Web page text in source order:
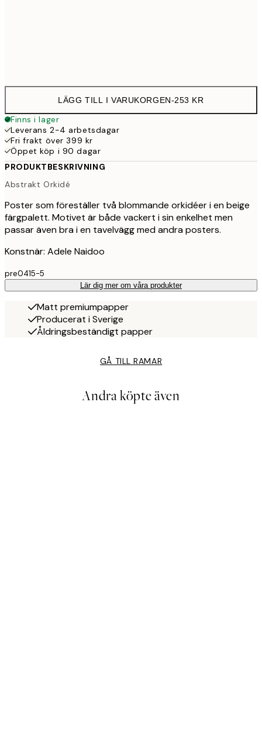
LÄGG TILL I VARUKORGEN-253 KR
Finns i lager
Leverans 2-4 arbetsdagar
Fri frakt över 399 kr
Öppet köp i 90 dagar
PRODUKTBESKRIVNING
Abstrakt Orkidé
Poster som föreställer två blommande orkidéer i en beige
färgpalett. Motivet är både vackert i sin enkelhet men
passar även bra i en tavelvägg med andra posters.
Konstnär: Adele Naidoo
pre0415-5
Lär dig mer om våra produkter
Matt premiumpapper
Producerat i Sverige
Åldringsbeständigt papper
GÅ TILL RAMAR
Andra köpte även